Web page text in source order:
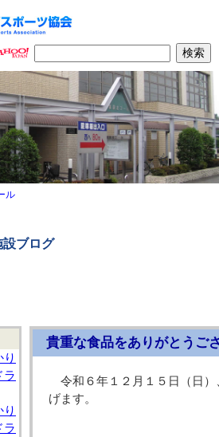
ル
設ブログ
ラ
ラ
貴重な食品をありがとうご
令和６年１２月１５日（日
げます。